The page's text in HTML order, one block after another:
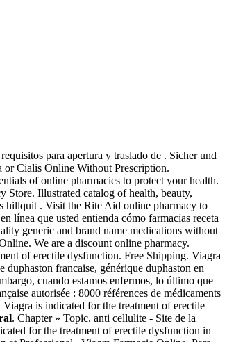
para apertura y traslado de . Sicher und
or Cialis Online Without Prescription.
of online pharmacies to protect your health.
Store. Illustrated catalog of health, beauty,
hillquit . Visit the Rite Aid online pharmacy to
línea que usted entienda cómo farmacias receta
generic and brand name medications without
We are a discount online pharmacy.
of erectile dysfunction. Free Shipping. Viagra
francaise, générique duphaston en
cuando estamos enfermos, lo último que
autorisée : 8000 références de médicaments
is indicated for the treatment of erectile
. Chapter » Topic. anti cellulite - Site de la
for the treatment of erectile dysfunction in